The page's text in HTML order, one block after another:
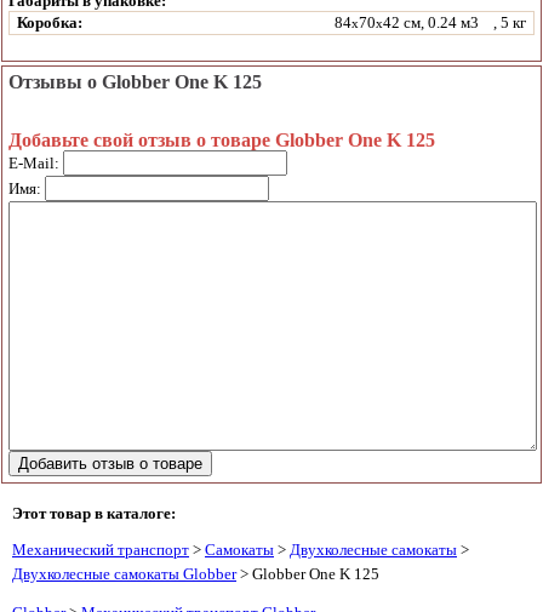
Коробка:
84x70x42 см, 0.24 м3 , 5 кг
Отзывы о Globber One K 125
Добавьте свой отзыв о товаре Globber One K 125
E-Mail:
Имя:
Этот товар в каталоге:
Механический транспорт > Самокаты > Двухколесные самокаты >
Двухколесные самокаты Globber> Globber One K 125